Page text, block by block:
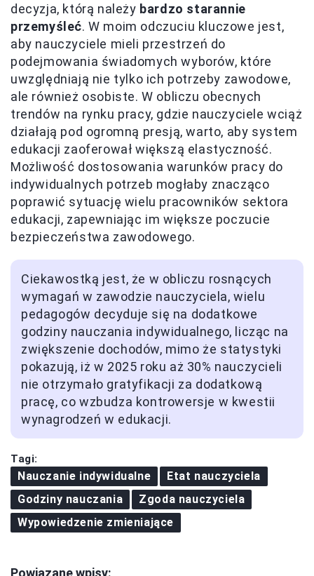
decyzja, którą należy bardzo starannie
przemyśleć. W moim odczuciu kluczowe jest,
aby nauczyciele mieli przestrzeń do
podejmowania świadomych wyborów, które
uwzględniają nie tylko ich potrzeby zawodowe,
ale również osobiste. W obliczu obecnych
trendów na rynku pracy, gdzie nauczyciele wciąż
działają pod ogromną presją, warto, aby system
edukacji zaoferował większą elastyczność.
Możliwość dostosowania warunków pracy do
indywidualnych potrzeb mogłaby znacząco
poprawić sytuację wielu pracowników sektora
edukacji, zapewniając im większe poczucie
bezpieczeństwa zawodowego.
Ciekawostką jest, że w obliczu rosnących
wymagań w zawodzie nauczyciela, wielu
pedagogów decyduje się na dodatkowe
godziny nauczania indywidualnego, licząc na
zwiększenie dochodów, mimo że statystyki
pokazują, iż w 2025 roku aż 30% nauczycieli
nie otrzymało gratyfikacji za dodatkową
pracę, co wzbudza kontrowersje w kwestii
wynagrodzeń w edukacji.
Tagi:
Nauczanie indywidualne
Etat nauczyciela
Godziny nauczania
Zgoda nauczyciela
Wypowiedzenie zmieniające
Powiązane wpisy: